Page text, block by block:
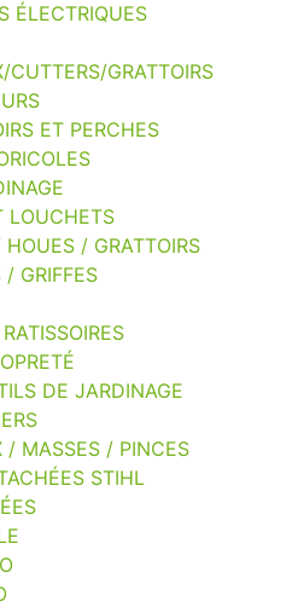
ÉLECTRIQUES
CUTTERS/GRATTOIRS
ET PERCHES
LOUCHETS
/ GRATTOIRS
/ GRIFFES
DE JARDINAGE
/ MASSES / PINCES
STIHL